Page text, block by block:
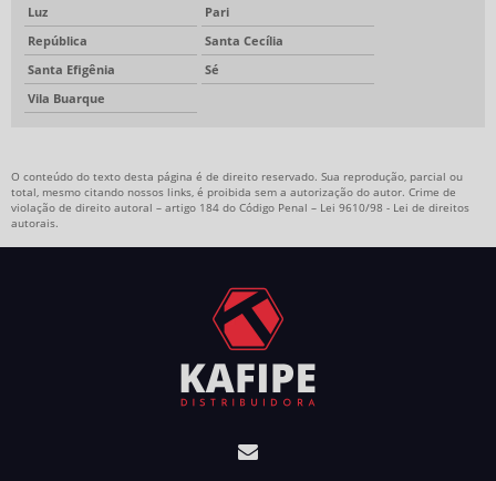
Luz
Pari
República
Santa Cecília
Santa Efigênia
Sé
Vila Buarque
O conteúdo do texto desta página é de direito reservado. Sua reprodução, parcial ou
total, mesmo citando nossos links, é proibida sem a autorização do autor. Crime de
violação de direito autoral – artigo 184 do Código Penal – Lei 9610/98 - Lei de direitos
autorais.